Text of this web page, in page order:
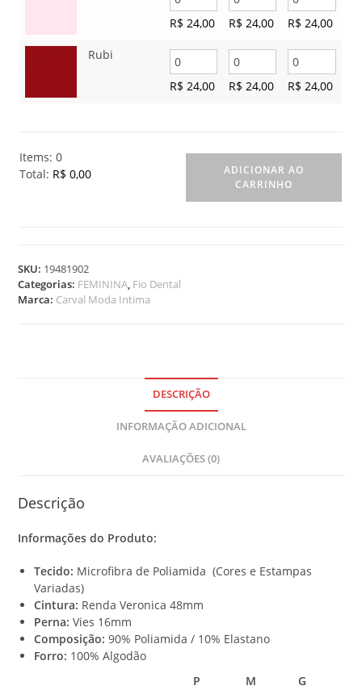
R$ 24,00 R$ 24,00 R$ 24,00
Rubi
R$ 24,00 R$ 24,00 R$ 24,00
Items:0
Total: R$ 0,00
s
.
R
$
0
ADICIONAR AO
CARRINHO
SKU: 19481902
Categorias: FEMININA, Fio Dental
Marca: Carval Moda Intima
DESCRIÇÃO
INFORMAÇÃO ADICIONAL
AVALIAÇÕES (0)
Descrição
Informações do Produto:
Tecido: Microfibra de Poliamida (Cores e Estampas
Variadas)
Cintura: Renda Veronica 48mm
Perna:Vies 16mm
Composição: 90% Poliamida / 10% Elastano
Forro: 100% Algodão
P
M G